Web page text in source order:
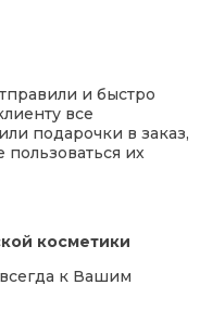
и быстро
все
подарочки в заказ,
их
косметики
к Вашим